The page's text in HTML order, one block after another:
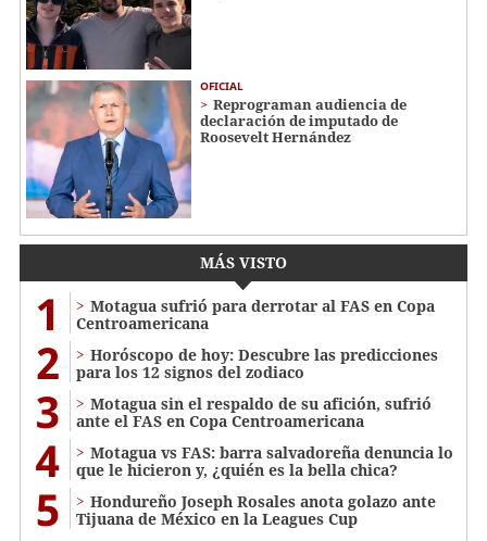
OFICIAL
Reprograman audiencia de
declaración de imputado de
Roosevelt Hernández
MÁS VISTO
1
Motagua sufrió para derrotar al FAS en Copa
Centroamericana
2
Horóscopo de hoy: Descubre las predicciones
para los 12 signos del zodiaco
3
Motagua sin el respaldo de su afición, sufrió
ante el FAS en Copa Centroamericana
4
Motagua vs FAS: barra salvadoreña denuncia lo
que le hicieron y, ¿quién es la bella chica?
5
Hondureño Joseph Rosales anota golazo ante
Tijuana de México en la Leagues Cup